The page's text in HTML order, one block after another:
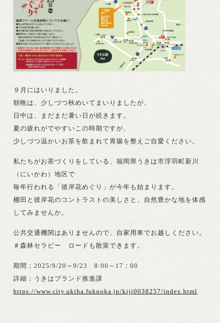
９月にはいりました。
朝晩は、少しづつ秋めいてまいりましたが、
日中は、まだまだ暑い日が続きます。
夏の疲れがでやすいこの時期ですが、
少しづつ温かいお茶を飲まれて胃腸を整えご自愛ください。
私たちがお茶づくりをしている、福岡県うきは市浮羽町新川
（にいかわ）地区で
毎年行われる「彼岸花めぐり」が今年も始まります。
棚田と彼岸花のコントラストの美しさと、自然豊かな地を体感
してみませんか。
公共交通機関はありませんので、自家用車でお越しください。
＃森林セラピー ロードも散策できます。
期間：2025/9/20～9/23 8:00～17：00
詳細：うきはブランド推進課
https://www.city.ukiha.fukuoka.jp/kiji0038257/index.html